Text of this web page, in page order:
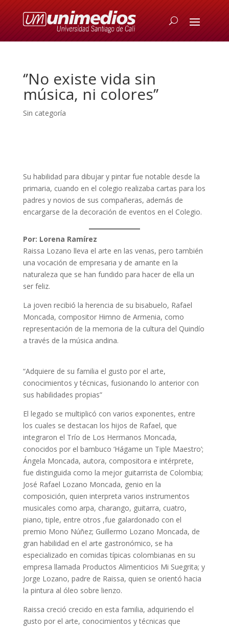
‘’No existe vida sin
música, ni colores’’
Sin categoría
Su habilidad para dibujar y pintar fue notable desde la
primaria, cuando en el colegio realizaba cartas para los
padres y novios de sus compañeras, además de
encargarse de la decoración de eventos en el Colegio.
Por: Lorena Ramírez
Raissa Lozano lleva el arte en las venas, pero también
una vocación de empresaria y de amante en la
naturaleza que se han fundido para hacer de ella un
ser feliz.
La joven recibió la herencia de su bisabuelo, Rafael
Moncada, compositor Himno de Armenia, como
representación de la memoria de la cultura del Quindío
a través de la música andina.
“Adquiere de su familia el gusto por el arte,
conocimientos y técnicas, fusionando lo anterior con
sus habilidades propias”
El legado se multiplicó con varios exponentes, entre
los cuales se destacan los hijos de Rafael, que
integraron el Trío de Los Hermanos Moncada,
conocidos por el bambuco ‘Hágame un Tiple Maestro’;
Ángela Moncada, autora, compositora e intérprete,
fue distinguida como la mejor guitarrista de Colombia;
José Rafael Lozano Moncada, genio en la
composición, quien interpreta varios instrumentos
musicales como arpa, charango, guitarra, cuatro,
piano, tiple, entre otros ,fue galardonado con el
premio Mono Núñez; Guillermo Lozano Moncada, de
gran habilidad en el arte gastronómico, se ha
especializado en comidas típicas colombianas en su
empresa llamada Productos Alimenticios Mi Suegrita; y
Jorge Lozano, padre de Raissa, quien se orientó hacia
la pintura al óleo sobre lienzo.
Raissa creció crecido en esta familia, adquiriendo el
gusto por el arte, conocimientos y técnicas que